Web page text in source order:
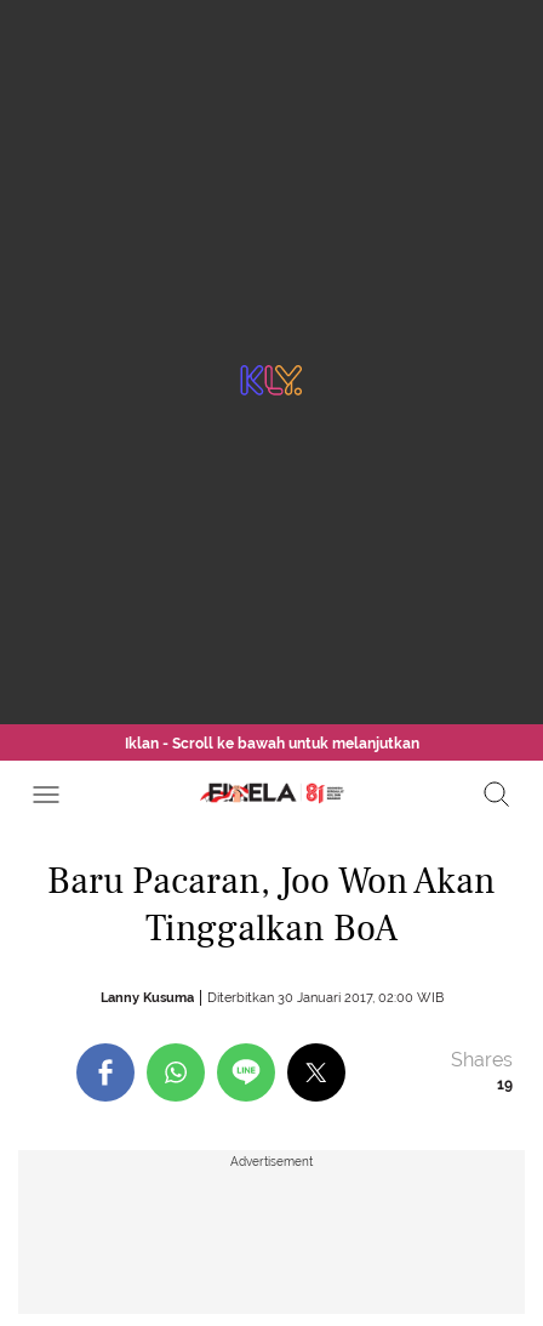
Iklan - Scroll ke bawah untuk melanjutkan
Baru Pacaran, Joo Won Akan
Tinggalkan BoA
Lanny Kusuma Diterbitkan 30 Januari 2017, 02:00 WIB
19
Shares
Advertisement